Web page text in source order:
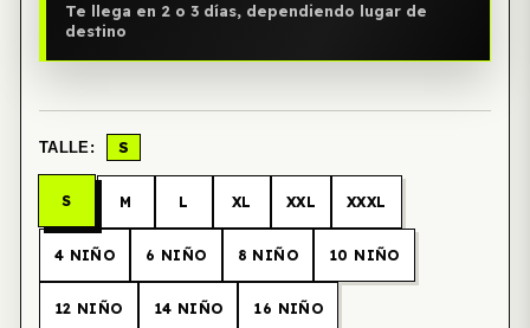
Te llega en 2 o 3 días, dependiendo lugar de
destino
TALLE: S
S M L XL XXL XXXL
4 NIÑO 6 NIÑO 8 NIÑO 10 NIÑO
12 NIÑO 14 NIÑO 16 NIÑO